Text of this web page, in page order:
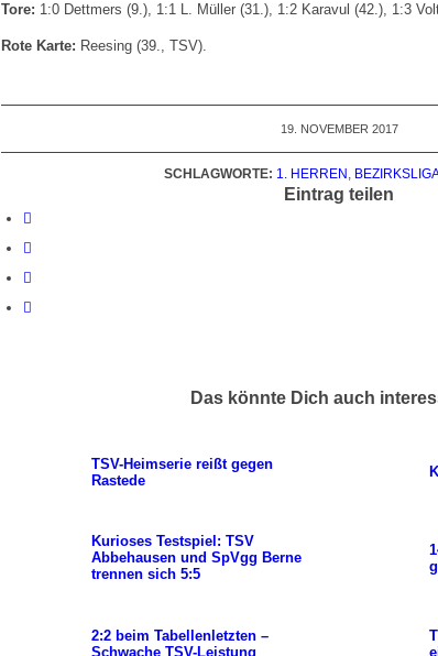
Tore: 1:0 Dettmers (9.), 1:1 L. Müller (31.), 1:2 Karavul (42.), 1:3
Rote Karte: Reesing (39., TSV).
19. NOVEMBER 2017
SCHLAGWORTE: 1. HERREN BEZIRKSLIGA
Eintrag teilen
Das könnte Dich auch
TSV-Heimserie reißt gegen
Rastede
Kurioses Testspiel: TSV
Abbehausen und SpVgg Berne
trennen sich 5:5
2:2 beim Tabellenletzten –
Schwache TSV-Leistung